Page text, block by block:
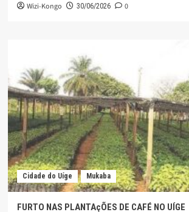
Wizi-Kongo 30/06/2026 0
Cidade do Uíge Mukaba
FURTO NAS PLANTAçÕES DE CAFÉ NO UÍGE